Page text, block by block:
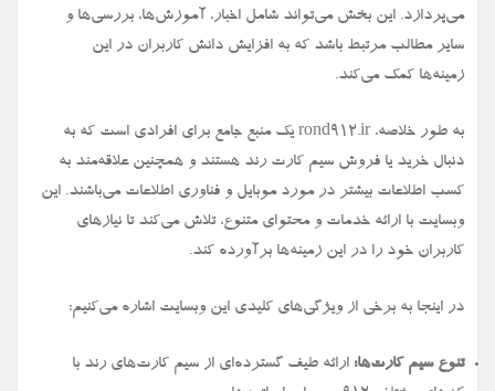
می‌پردازد. این بخش می‌تواند شامل اخبار، آموزش‌ها، بررسی‌ها و
سایر مطالب مرتبط باشد که به افزایش دانش کاربران در این
زمینه‌ها کمک می‌کند.
به طور خلاصه، rond912.ir یک منبع جامع برای افرادی است که به
دنبال خرید یا فروش سیم کارت رند هستند و همچنین علاقه‌مند به
کسب اطلاعات بیشتر در مورد موبایل و فناوری اطلاعات می‌باشند. این
وبسایت با ارائه خدمات و محتوای متنوع، تلاش می‌کند تا نیازهای
کاربران خود را در این زمینه‌ها برآورده کند.
در اینجا به برخی از ویژگی‌های کلیدی این وبسایت اشاره می‌کنیم:
تنوع سیم کارت‌ها: ارائه طیف گسترده‌ای از سیم کارت‌های رند با